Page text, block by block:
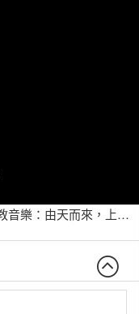
宗教文化與藝術－張毅民 第2-3章 宗教音樂：由天而來，上達天聽(二)